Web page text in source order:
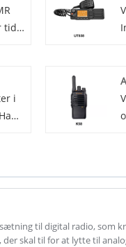
tid.
i
i
til digital radio, som
skal til for at lytte til